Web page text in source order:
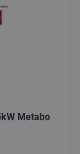
Metabo